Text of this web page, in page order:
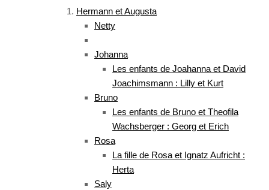
Hermann et Augusta
Netty
Johanna
Les enfants de Joahanna et David
Joachimsmann : Lilly et Kurt
Bruno
Les enfants de Bruno et Theofila
Wachsberger : Georg et Erich
Rosa
La fille de Rosa et Ignatz Aufricht :
Herta
Saly